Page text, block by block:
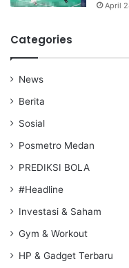
April
Categories
News
Berita
Sosial
Posmetro Medan
PREDIKSI BOLA
#Headline
Investasi & Saham
Gym & Workout
HP & Gadget Terbaru